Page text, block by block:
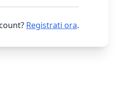
Registrati ora.